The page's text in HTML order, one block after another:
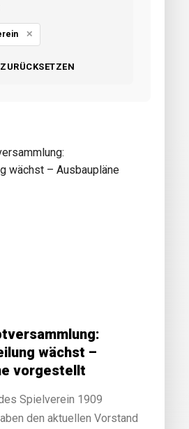
✕
wächst –
vorgestellt
Spielverein 1909
den aktuellen Vorstand